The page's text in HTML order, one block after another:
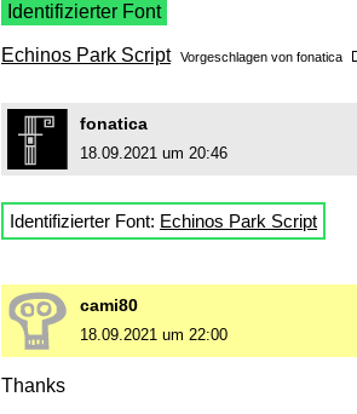
Identifizierter Font
Echinos Park Script Vorgeschlagen von fonatica
fonatica
18.09.2021 um 20:46
Identifizierter Font: Echinos Park Script
cami80
18.09.2021 um 22:00
Thanks